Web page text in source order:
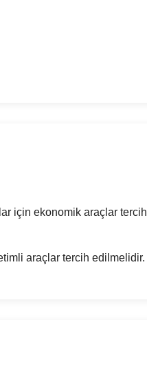
için ekonomik araçlar tercih
araçlar tercih edilmelidir.